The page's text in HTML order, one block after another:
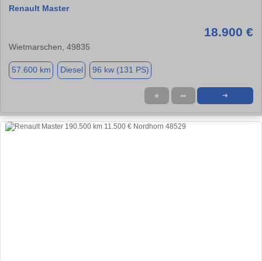
Renault Master
18.900 €
Wietmarschen, 49835
57.600 km Diesel 96 kw (131 PS)
★ ➦ ➜